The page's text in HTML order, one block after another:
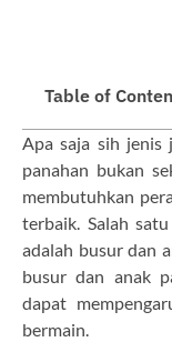
Table of
Apa saja sih jenis
panahan bukan
membutuhkan
terbaik. Salah
adalah busur dan
busur dan anak
dapat
bermain.